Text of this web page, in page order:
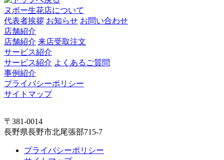
ヌボー生花店について
代表者挨拶 お知らせ お問い合わせ
店舗紹介
店舗紹介 来店受取注文
サービス紹介
サービス紹介 よくあるご質問
事例紹介
プライバシーポリシー
サイトマップ
〒381-0014
長野県長野市北尾張部715-7
プライバシーポリシー